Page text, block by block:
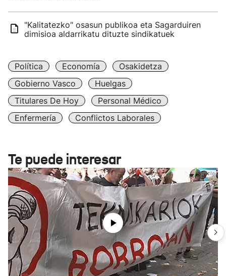
"Kalitatezko" osasun publikoa eta Sagarduiren
dimisioa aldarrikatu dituzte sindikatuek
Política Economía
Osakidetza
Gobierno Vasco
Huelgas
Titulares De Hoy
Personal Médico
Enfermería
Conflictos Laborales
Te puede interesar